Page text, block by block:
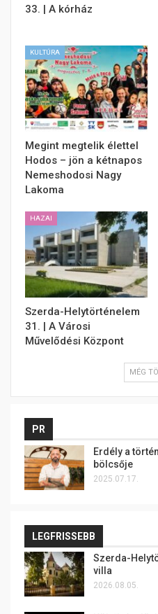
33. | A kórház
KULTÚRA
Megint megtelik élettel
Hodos – jön a kétnapos
Nemeshodosi Nagy
Lakoma
HAZAI
Szerda-Helytörténelem
31. | A Városi
Művelődési Központ
MÉG
PR
Erdély a
bölcsője
2025.07.17.
LEGFRISSEBB
Szerda-
villa
2026.08.05.